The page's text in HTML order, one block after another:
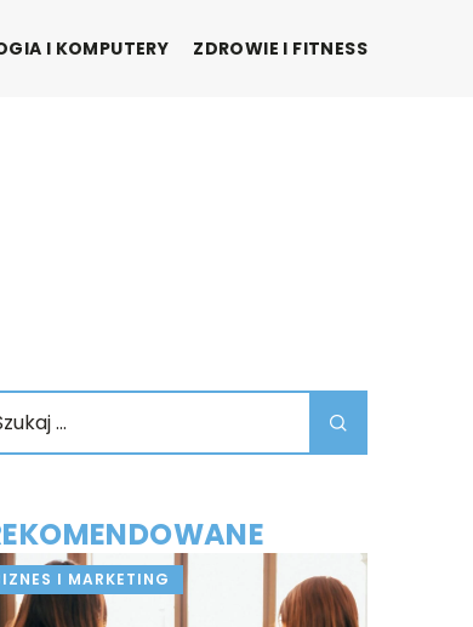
I KOMPUTERY ZDROWIE I FITNESS
I MARKETING